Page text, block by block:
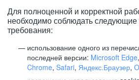
Для полноценной и корректной
необходимо соблюдать следующие
требования:
использование одного из
последней версии: Microsoft Edge,
Chrome, Safari, Яндекс.Браузер,